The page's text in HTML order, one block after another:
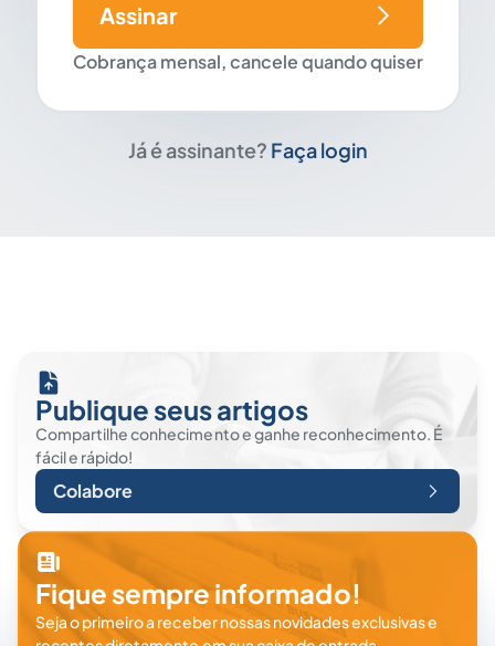
Cobrança mensal, cancele quando quiser
Assinar
Já é assinante? Faça login
Publique seus artigos
Compartilhe conhecimento e ganhe reconhecimento. É
fácil e rápido!
Colabore
Fique sempre informado!
Seja o primeiro a receber nossas novidades exclusivas e